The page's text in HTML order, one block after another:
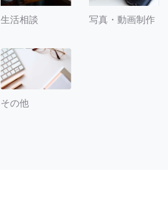
生活相談 写真・動画制作
その他